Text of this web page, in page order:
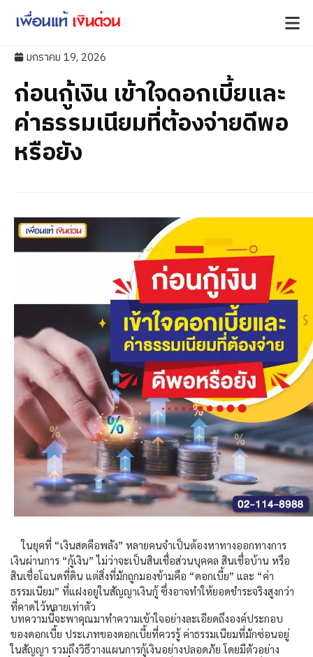
มกราคม 19, 2026
ก่อนกู้เงิน เข้าใจดอกเบี้ยและ
ค่าธรรมเนียมที่ต้องจ่ายดีพอ
หรือยัง
ในยุคที่ “เงินสดคือพลัง” หลายคนจำเป็นต้องหาทางออกทางการ
เงินผ่านการ “กู้เงิน” ไม่ว่าจะเป็นสินเชื่อส่วนบุคคล สินเชื่อบ้าน หรือ
สินเชื่อโฉนดที่ดิน แต่สิ่งที่มักถูกมองข้ามคือ “ดอกเบี้ย” และ “ค่า
ธรรมเนียม” ที่แฝงอยู่ในสัญญาเงินกู้ ซึ่งอาจทำให้ยอดชำระจริงสูงกว่า
ที่คาดไว้หลายเท่าตัว
บทความนี้จะพาคุณมาทำความเข้าใจอย่างละเอียดถึงองค์ประกอบ
ของดอกเบี้ย ประเภทของดอกเบี้ยที่ควรรู้ ค่าธรรมเนียมที่มักซ่อนอยู่
ในสัญญา รวมถึงวิธีวางแผนการกู้เงินอย่างปลอดภัย โดยมีตัวอย่าง